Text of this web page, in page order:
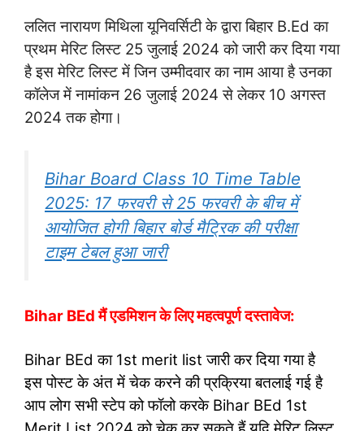
ललित नारायण मिथिला यूनिवर्सिटी के द्वारा बिहार B.Ed का
प्रथम मेरिट लिस्ट 25 जुलाई 2024 को जारी कर दिया गया
है इस मेरिट लिस्ट में जिन उम्मीदवार का नाम आया है उनका
कॉलेज में नामांकन 26 जुलाई 2024 से लेकर 10 अगस्त
2024 तक होगा।
Bihar Board Class 10 Time Table
2025: 17 फरवरी से 25 फरवरी के बीच में
आयोजित होगी बिहार बोर्ड मैट्रिक की परीक्षा
टाइम टेबल हुआ जारी
Bihar BEd मैं एडमिशन के लिए महत्वपूर्ण दस्तावेज:
Bihar BEd का 1st merit list जारी कर दिया गया है
इस पोस्ट के अंत में चेक करने की प्रक्रिया बतलाई गई है
आप लोग सभी स्टेप को फॉलो करके Bihar BEd 1st